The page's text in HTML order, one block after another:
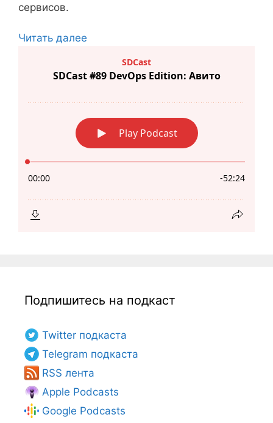
сервисов.
Читать далее
Подпишитесь на подкаст
Twitter подкаста
Telegram подкаста
RSS лента
Apple Podcasts
Google Podcasts